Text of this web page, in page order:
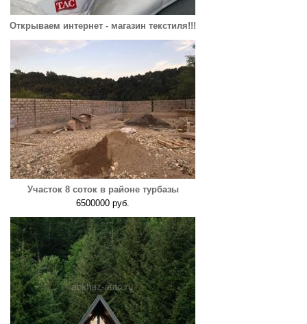
Открываем интернет - магазин текстиля!!!
Участок 8 соток в районе турбазы
6500000 руб.